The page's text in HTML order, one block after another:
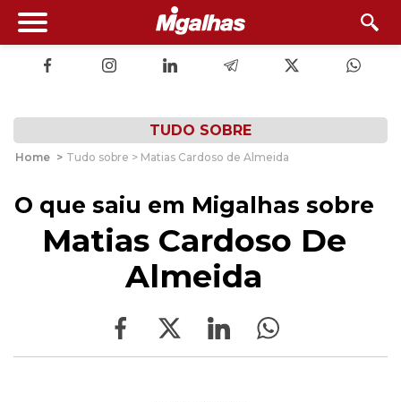
TUDO SOBRE
Home > Tudo sobre > Matias Cardoso de Almeida
O que saiu em Migalhas sobre
Matias Cardoso De
Almeida